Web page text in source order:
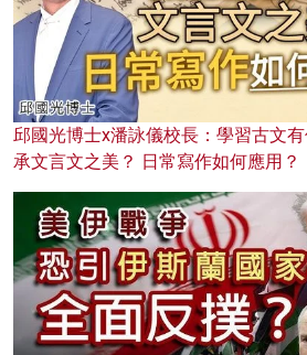
邱國光博士x潘詠儀校長：學習古文
承文言文之美？ 日常寫作如何應用？